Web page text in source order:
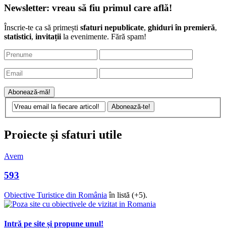
Newsletter: vreau să fiu primul care află!
Înscrie-te ca să primești sfaturi nepublicate, ghiduri în premieră,
statistici, invitații la evenimente. Fără spam!
Proiecte și sfaturi utile
Avem
593
Obiective Turistice din România în listă (+5).
Intră pe site și propune unul!